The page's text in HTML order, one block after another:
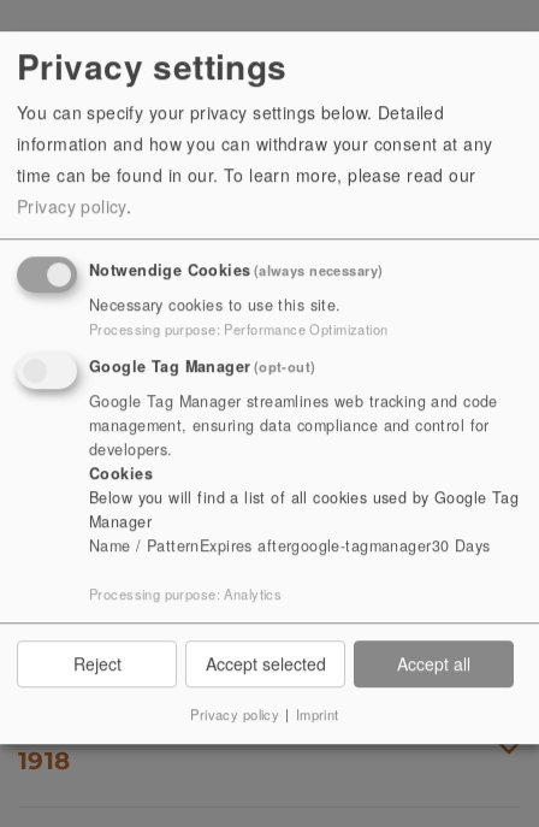
Paulinzella Monastery
Monastery complex
DAS JAGDSCHLOSS
PAULINZELLA
JAGDSITZ DER GRAFEN UND FÜRSTEN
VON SCHWARZBURG-RUDOLSTADT
Das Museum zur Kloster-, Forst- und Jagdgeschichte
befindet sich im renaissancezeitlichen Jagdschloss der
Grafen und späteren Fürsten von Schwarzburg-
Rudolstadt, das auf dem Klostergelände unweit der
Klosterruine gelegen ist.
DAS JAGDSCHLOSS
DIE NUTZUNGSGESCHICHTE NACH
1918
Privacy settings
You can specify your privacy settings below. Detailed
information and how you can withdraw your consent at any
time can be found in our. To learn more, please read our
Privacy policy.
Notwendige Cookies(always necessary)
Necessary cookies to use this site.
Processing purpose: Performance Optimization
Google Tag Manager(opt-out)
Google Tag Manager streamlines web tracking and code
management, ensuring data compliance and control for
developers.
Cookies
Below you will find a list of all cookies used by Google Tag
Manager
Name / PatternExpires aftergoogle-tagmanager30 Days
Processing purpose: Analytics
Reject Accept selected Accept all
Privacy policy | Imprint